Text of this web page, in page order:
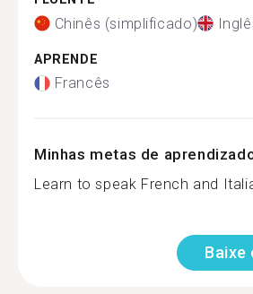
Chinês (simplificado)
APRENDE
Francês
Minhas metas de
Learn to speak French and
Baixe